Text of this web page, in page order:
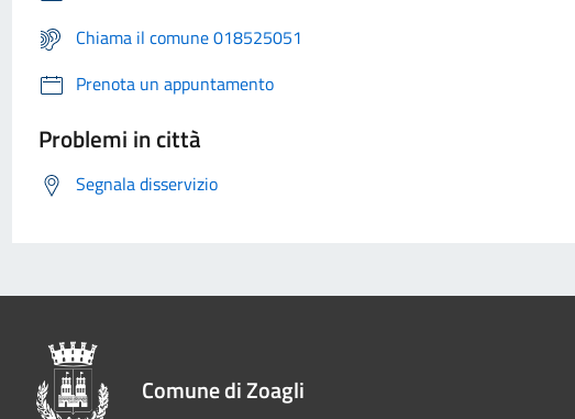
Chiama il comune 018525051
Prenota un appuntamento
Problemi in città
Segnala disservizio
Comune di Zoagli